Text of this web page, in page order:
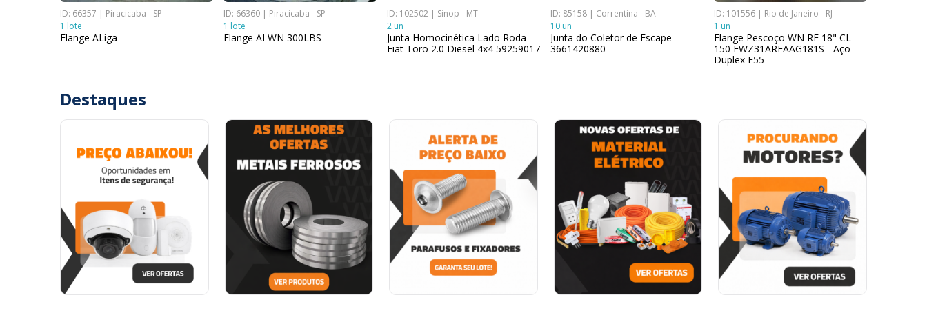
ID: 66357 | Piracicaba - SP
1 lote
Flange ALiga
ID: 66360 | Piracicaba - SP
1 lote
Flange AI WN 300LBS
ID: 102502 | Sinop - MT
2 un
Junta Homocinética Lado Roda
Fiat Toro 2.0 Diesel 4x4 59259017
ID: 85158 | Correntina - BA
10 un
Junta do Coletor de Escape
3661420880
ID: 101556 | Rio de Janeiro - RJ
1 un
Flange Pescoço WN RF 18" CL
150 FWZ31ARFAAG181S - Aço
Duplex F55
Destaques